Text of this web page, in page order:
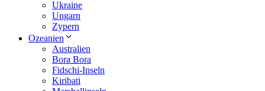
Ukraine
Ungarn
Zypern
Ozeanien
Australien
Bora Bora
Fidschi-Inseln
Kiribati